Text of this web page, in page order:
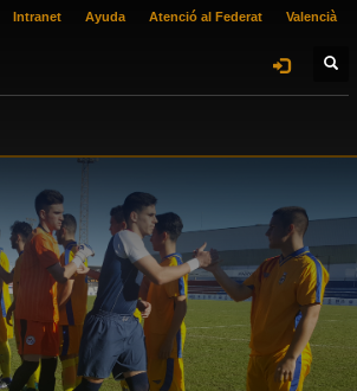
Intranet Ayuda Atenció al Federat Valencià